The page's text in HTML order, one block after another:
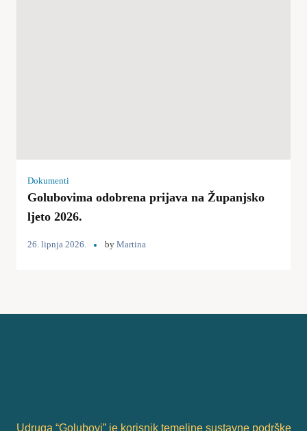
Dokumenti
Golubovima odobrena prijava na Županjsko
ljeto 2026.
26. lipnja 2026. by Martina
Udruga “Golubovi” je korisnik temeljne sustavne podrške